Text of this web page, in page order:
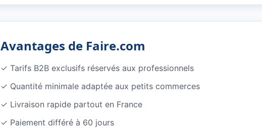
Avantages de Faire.com
✓ Tarifs B2B exclusifs réservés aux professionnels
✓ Quantité minimale adaptée aux petits commerces
✓ Livraison rapide partout en France
✓ Paiement différé à 60 jours